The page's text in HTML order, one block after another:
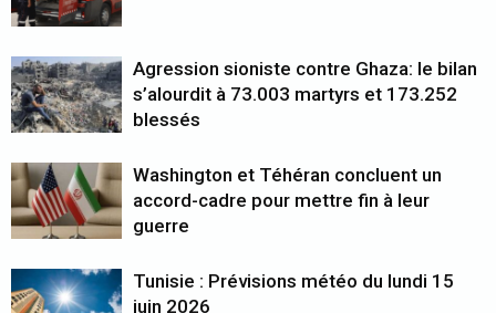
Agression sioniste contre Ghaza: le bilan
s’alourdit à 73.003 martyrs et 173.252
blessés
Washington et Téhéran concluent un
accord-cadre pour mettre fin à leur
guerre
Tunisie : Prévisions météo du lundi 15
juin 2026